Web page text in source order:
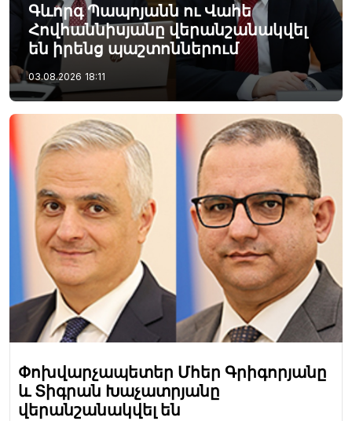
Գևորգ Պապոյանն ու Վահե
Հովհաննիսյանը վերանշանակվել
են իրենց պաշտոններում
03.08.2026 18:11
Փոխվարչապետեր Մհեր Գրիգորյանը
և Տիգրան Խաչատրյանը
վերանշանակվել են